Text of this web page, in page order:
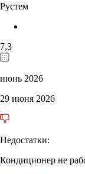
Рустем
7,3
июнь 2026
29 июня 2026
Недостатки:
Кондиционер не